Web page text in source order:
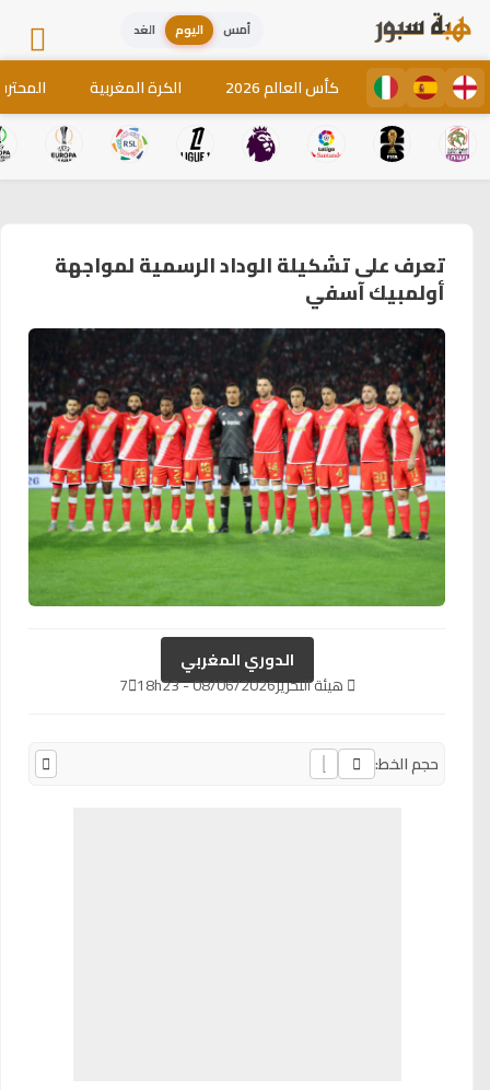
أمس اليوم الغد
كأس العالم 2026 الكرة المغربية
تعرف على تشكيلة الوداد الرسمية لمواجهة
أولمبيك آسفي
الدوري المغربي
هيئة التحرير08/06/2026 - 18h23
7
حجم الخط: